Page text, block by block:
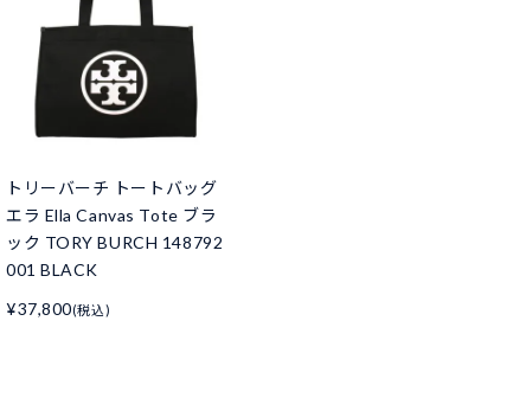
トリーバーチ トートバッグ
エラ Ella Canvas Tote ブラ
ック TORY BURCH 148792
001 BLACK
¥37,800(税込)